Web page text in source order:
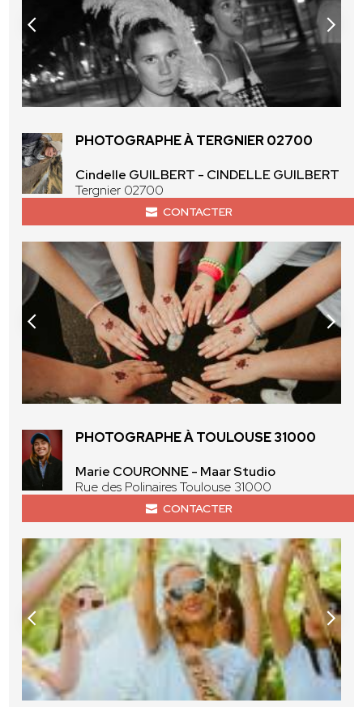
PHOTOGRAPHE À TERGNIER 02700
Cindelle GUILBERT - CINDELLE GUILBERT
Tergnier 02700
CONTACTER
PHOTOGRAPHE À TOULOUSE 31000
Marie COURONNE - Maar Studio
Rue des Polinaires Toulouse 31000
CONTACTER